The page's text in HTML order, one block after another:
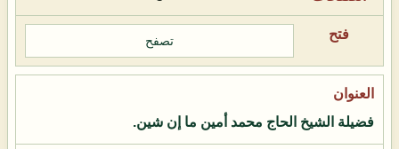
تصفح
فضيلة الشيخ الحاج محمد أمين ما إن شين.